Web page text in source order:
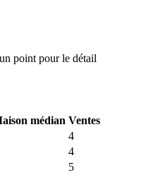
point pour le détail
médian Ventes
4
4
5